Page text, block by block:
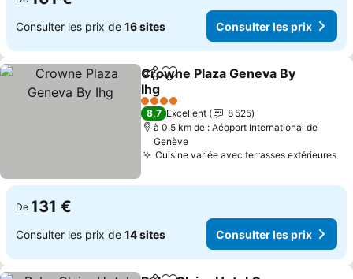
Consulter les prix de 16 sites Consulter les prix
PartagerAjouter à mes favoris
Crowne Plaza Geneva By
Ihg
4 Étoiles
8,7 Excellent
8 525
à 0.5 km de : Aéoport International de
Genève
Cuisine variée avec terrasses extérieures
De 131 €
Consulter les prix de 14 sites Consulter les prix